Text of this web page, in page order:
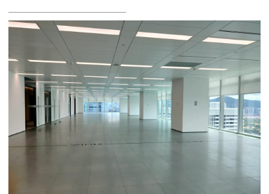
——————————————